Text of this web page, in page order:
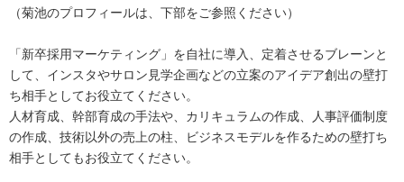
（菊池のプロフィールは、下部をご参照ください）
「新卒採用マーケティング」を自社に導入、定着させるブレーンと
して、インスタやサロン見学企画などの立案のアイデア創出の壁打
ち相手としてお役立てください。
人材育成、幹部育成の手法や、カリキュラムの作成、人事評価制度
の作成、技術以外の売上の柱、ビジネスモデルを作るための壁打ち
相手としてもお役立てください。